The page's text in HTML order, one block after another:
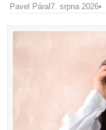
Pavel Páral 7. srpna 2026